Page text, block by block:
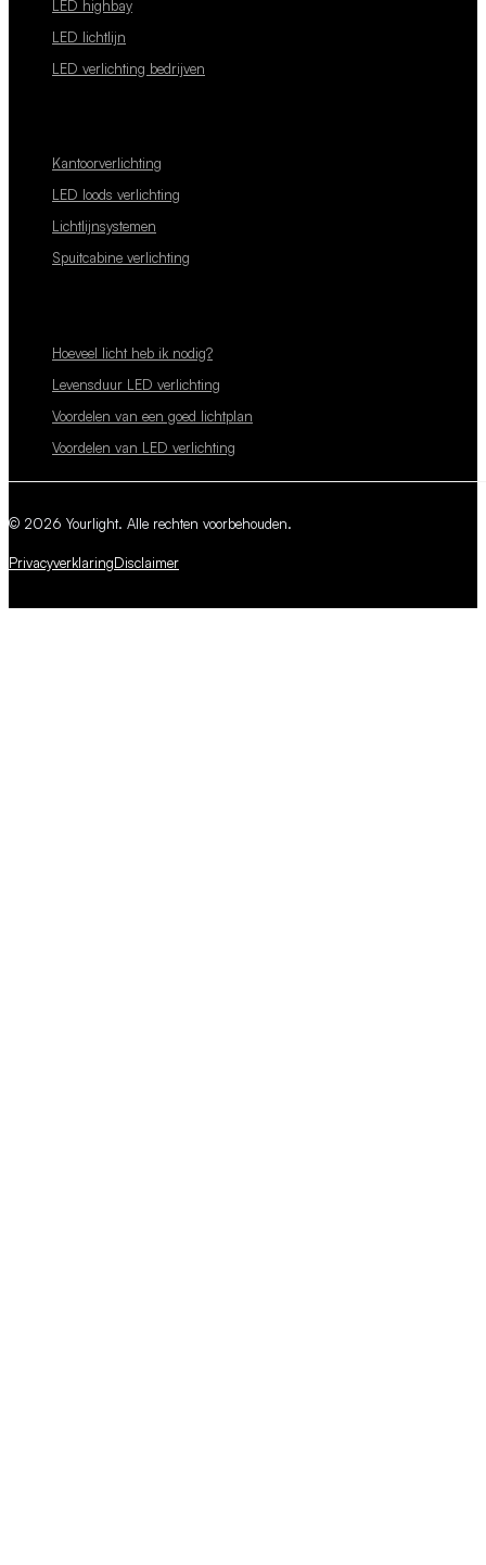
LED highbay
LED lichtlijn
LED verlichting bedrijven
Kantoorverlichting
LED loods verlichting
Lichtlijnsystemen
Spuitcabine verlichting
Hoeveel licht heb ik nodig?
Levensduur LED verlichting
Voordelen van een goed lichtplan
Voordelen van LED verlichting
© 2026 Yourlight. Alle rechten voorbehouden.
PrivacyverklaringDisclaimer